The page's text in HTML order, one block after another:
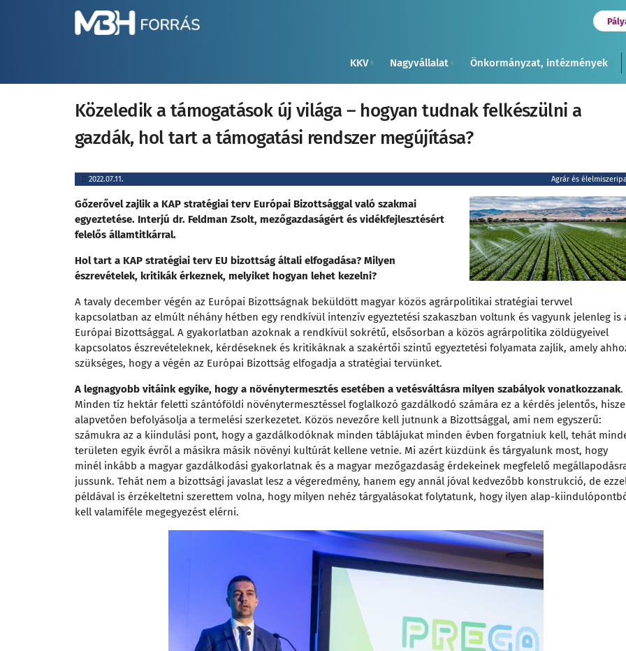
KKV Nagyvállalat Önkormányzat, intézmények
Közeledik a támogatások új világa – hogyan tudnak felkészülni a
gazdák, hol tart a támogatási rendszer megújítása?
2022.07.11. Agrár és
Gőzerővel zajlik a KAP stratégiai terv Európai Bizottsággal való szakmai
egyeztetése. Interjú dr. Feldman Zsolt, mezőgazdaságért és vidékfejlesztésért
felelős államtitkárral.
Hol tart a KAP stratégiai terv EU bizottság általi elfogadása? Milyen
észrevételek, kritikák érkeznek, melyiket hogyan lehet kezelni?
A tavaly december végén az Európai Bizottságnak beküldött magyar közös agrárpolitikai stratégiai tervvel
kapcsolatban az elmúlt néhány hétben egy rendkívül intenzív egyeztetési szakaszban voltunk és vagyunk jelenleg is
Európai Bizottsággal. A gyakorlatban azoknak a rendkívül sokrétű, elsősorban a közös agrárpolitika zöldügyeivel
kapcsolatos észrevételeknek, kérdéseknek és kritikáknak a szakértői szintű egyeztetési folyamata zajlik, amely
szükséges, hogy a végén az Európai Bizottság elfogadja a stratégiai tervünket.
A legnagyobb vitáink egyike, hogy a növénytermesztés esetében a vetésváltásra milyen szabályok vonatkozzanak.
Minden tíz hektár feletti szántóföldi növénytermesztéssel foglalkozó gazdálkodó számára ez a kérdés jelentős,
alapvetően befolyásolja a termelési szerkezetet. Közös nevezőre kell jutnunk a Bizottsággal, ami nem egyszerű:
számukra az a kiindulási pont, hogy a gazdálkodóknak minden táblájukat minden évben forgatniuk kell, tehát
területen egyik évről a másikra másik növényi kultúrát kellene vetnie. Mi azért küzdünk és tárgyalunk most, hogy
minél inkább a magyar gazdálkodási gyakorlatnak és a magyar mezőgazdaság érdekeinek megfelelő
jussunk. Tehát nem a bizottsági javaslat lesz a végeredmény, hanem egy annál jóval kedvezőbb konstrukció, de
példával is érzékeltetni szerettem volna, hogy milyen nehéz tárgyalásokat folytatunk, hogy ilyen alap-
kell valamiféle megegyezést elérni.